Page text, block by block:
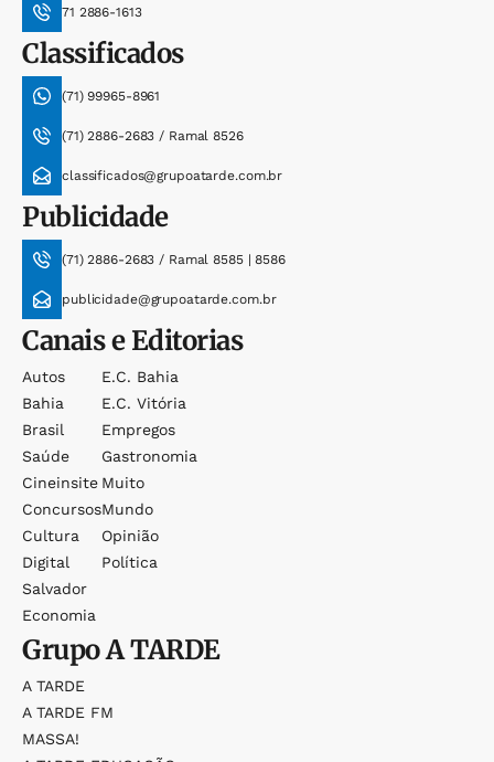
71 2886-1613
Classificados
(71) 99965-8961
(71) 2886-2683 / Ramal 8526
classificados@grupoatarde.com.br
Publicidade
(71) 2886-2683 / Ramal 8585 | 8586
publicidade@grupoatarde.com.br
Canais e Editorias
Autos
Bahia
Brasil
Saúde
Cineinsite
Concursos
Cultura
Digital
Salvador
Economia
E.c. Bahia
E.c. Vitória
Empregos
Gastronomia
Muito
Mundo
Opinião
Política
GrupoA TARDE
A TARDE
A TARDE FM
MASSA!